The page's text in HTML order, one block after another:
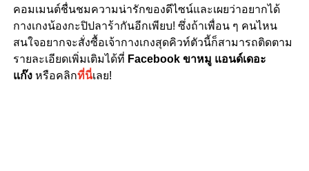
คอมเมนต์ชื่นชมความน่ารักของดีไซน์และเผยว่าอยากได้
กางเกงน้องกะปิปลาร้ากันอีกเพียบ! ซึ่งถ้าเพื่อน ๆ คนไหน
สนใจอยากจะสั่งซื้อเจ้ากางเกงสุดคิวท์ตัวนี้ก็สามารถติดตาม
รายละเอียดเพิ่มเติมได้ที่ Facebook ขาหมู แอนด์เดอะ
แก๊ง หรือคลิกที่นี่เลย!